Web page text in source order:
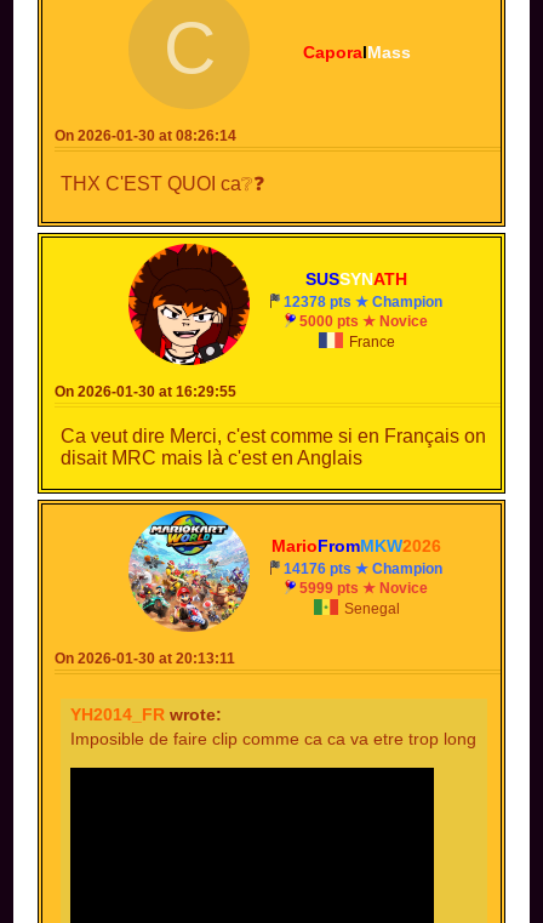
CaporalMass
C
On 2026-01-30 at 08:26:14
THX C'EST QUOI ca❔❓
SUSSYNATH
12378 pts ★ Champion
5000 pts ★ Novice
France
On 2026-01-30 at 16:29:55
Ca veut dire Merci, c'est comme si en Français on
disait MRC mais là c'est en Anglais
MarioFromMKW2026
14176 pts ★ Champion
5999 pts ★ Novice
Senegal
On 2026-01-30 at 20:13:11
YH2014_FR wrote:
Imposible de faire clip comme ca ca va etre trop long